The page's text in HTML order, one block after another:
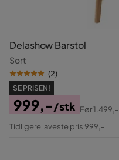
Delashow Barstol
Sort
(2)
SE PRISEN!
Pris
999,-/stk
Original
Før1.499,-
Tidligere laveste pris 999,-